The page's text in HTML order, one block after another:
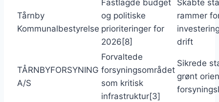
Tårnby
Kommunalbestyrelse
Fastlagde budget
og politiske
prioriteringer for
2026[8]
Skabte
rammer
drift
TÅRNBYFORSYNING
A/S
Forvaltede
forsyningsområdet
som kritisk
infrastruktur[3]
Sikrede
grønt